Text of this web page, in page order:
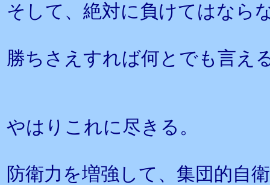
そして、絶対に負けてはなら
勝ちさえすれば何とでも言え
やはりこれに尽きる。
防衛力を増強して、集団的自